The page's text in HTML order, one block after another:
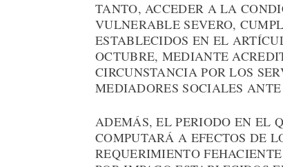
TANTO, ACCEDER A LA
VULNERABLE SEVERO,
ESTABLECIDOS EN EL
OCTUBRE, MEDIANTE
CIRCUNSTANCIA POR LOS
MEDIADORES SOCIALES
ADEMÁS, EL PERIODO EN EL
COMPUTARÁ A EFECTOS DE
REQUERIMIENTO